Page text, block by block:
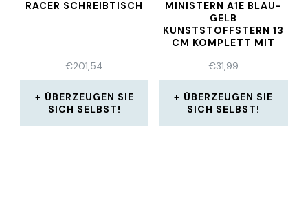
RACER SCHREIBTISCH
€201,54
ÜBERZEUGEN SIE
SICH SELBST!
MINISTERN A1E BLAU-
GELB
KUNSTSTOFFSTERN 13
CM KOMPLETT MIT
€31,99
ÜBERZEUGEN SIE
SICH SELBST!